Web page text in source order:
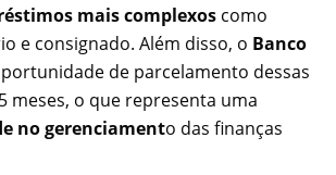
mais complexos como
e consignado. Além disso, o Banco
de parcelamento dessas
meses, o que representa uma
no gerenciamento das finanças